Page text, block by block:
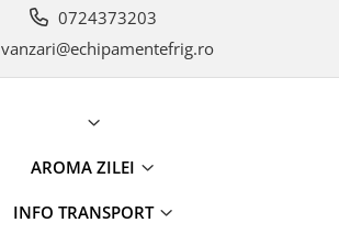
0724373203
vanzari@echipamentefrig.ro
AROMA ZILEI
INFO TRANSPORT